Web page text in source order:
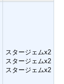
スタージェムx2
スタージェムx2
スタージェムx2